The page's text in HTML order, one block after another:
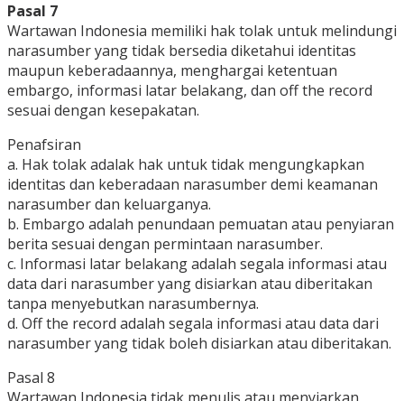
Pasal 7
Wartawan Indonesia memiliki hak tolak untuk melindungi
narasumber yang tidak bersedia diketahui identitas
maupun keberadaannya, menghargai ketentuan
embargo, informasi latar belakang, dan off the record
sesuai dengan kesepakatan.
Penafsiran
a. Hak tolak adalak hak untuk tidak mengungkapkan
identitas dan keberadaan narasumber demi keamanan
narasumber dan keluarganya.
b. Embargo adalah penundaan pemuatan atau penyiaran
berita sesuai dengan permintaan narasumber.
c. Informasi latar belakang adalah segala informasi atau
data dari narasumber yang disiarkan atau diberitakan
tanpa menyebutkan narasumbernya.
d. Off the record adalah segala informasi atau data dari
narasumber yang tidak boleh disiarkan atau diberitakan.
Pasal 8